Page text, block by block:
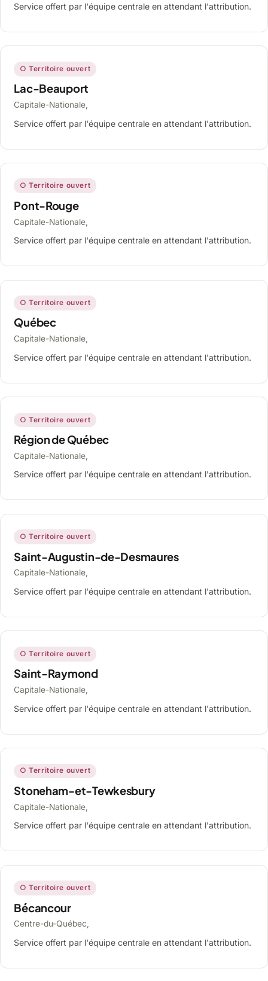
Service offert par l'équipe centrale en attendant l'attribution.
○ Territoire ouvert
Lac-Beauport
Capitale-Nationale,
Service offert par l'équipe centrale en attendant l'attribution.
○ Territoire ouvert
Pont-Rouge
Capitale-Nationale,
Service offert par l'équipe centrale en attendant l'attribution.
○ Territoire ouvert
Québec
Capitale-Nationale,
Service offert par l'équipe centrale en attendant l'attribution.
○ Territoire ouvert
Région de Québec
Capitale-Nationale,
Service offert par l'équipe centrale en attendant l'attribution.
○ Territoire ouvert
Saint-Augustin-de-Desmaures
Capitale-Nationale,
Service offert par l'équipe centrale en attendant l'attribution.
○ Territoire ouvert
Saint-Raymond
Capitale-Nationale,
Service offert par l'équipe centrale en attendant l'attribution.
○ Territoire ouvert
Stoneham-et-Tewkesbury
Capitale-Nationale,
Service offert par l'équipe centrale en attendant l'attribution.
○ Territoire ouvert
Bécancour
Centre-du-Québec,
Service offert par l'équipe centrale en attendant l'attribution.